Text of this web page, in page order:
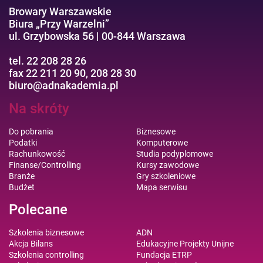
Browary Warszawskie
Biura „Przy Warzelni”
ul. Grzybowska 56 | 00-844 Warszawa
tel. 22 208 28 26
fax 22 211 20 90, 208 28 30
biuro@adnakademia.pl
Na skróty
Do pobrania
Podatki
Rachunkowość
Finanse/Controlling
Branże
Budżet
Biznesowe
Komputerowe
Studia podyplomowe
Kursy zawodowe
Gry szkoleniowe
Mapa serwisu
Polecane
Szkolenia biznesowe
Akcja Bilans
Szkolenia controlling
ADN
Edukacyjne Projekty Unijne
Fundacja ETRP